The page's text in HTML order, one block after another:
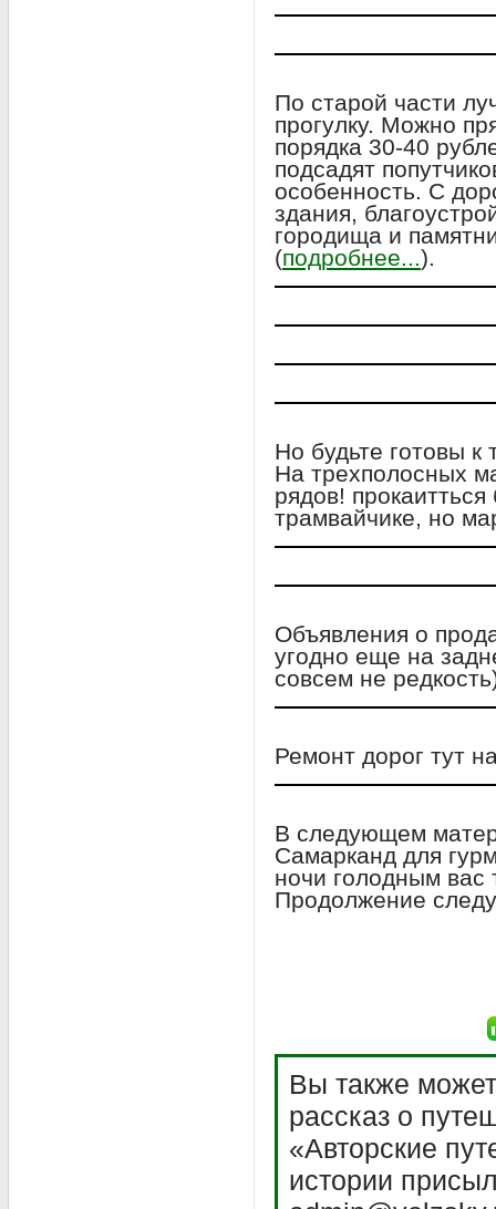
По старой части
прогулку. Можно
порядка 30-40
подсадят
особенность. С
здания,
городища и
(подробнее...).
Но будьте готовы к
На трехполосных
рядов!
трамвайчике, но
Объявления о
угодно еще на
совсем не
Ремонт дорог тут
В следующем
Самарканд для
ночи голодным вас
Продолжение
Вы также
рассказ о
«Авторские
истории